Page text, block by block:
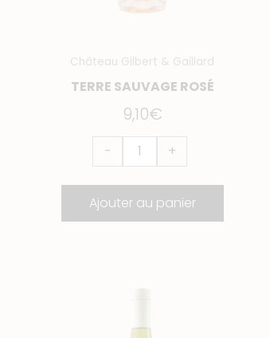
Château Gilbert & Gaillard
TERRE SAUVAGE ROSÉ
9,10€
- +
Ajouter au panier